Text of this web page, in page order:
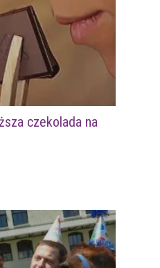
czekolada na